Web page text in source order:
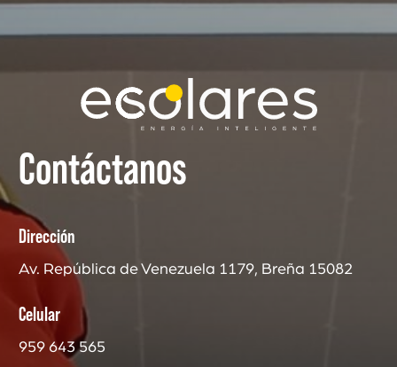
Contáctanos
Dirección
Av. República de Venezuela 1179, Breña 15082
Celular
959 643 565